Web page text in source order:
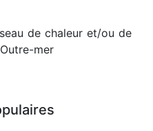
de chaleur et/ou de
mer